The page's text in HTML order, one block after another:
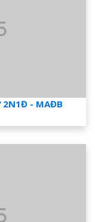
2N1Đ - MAĐB